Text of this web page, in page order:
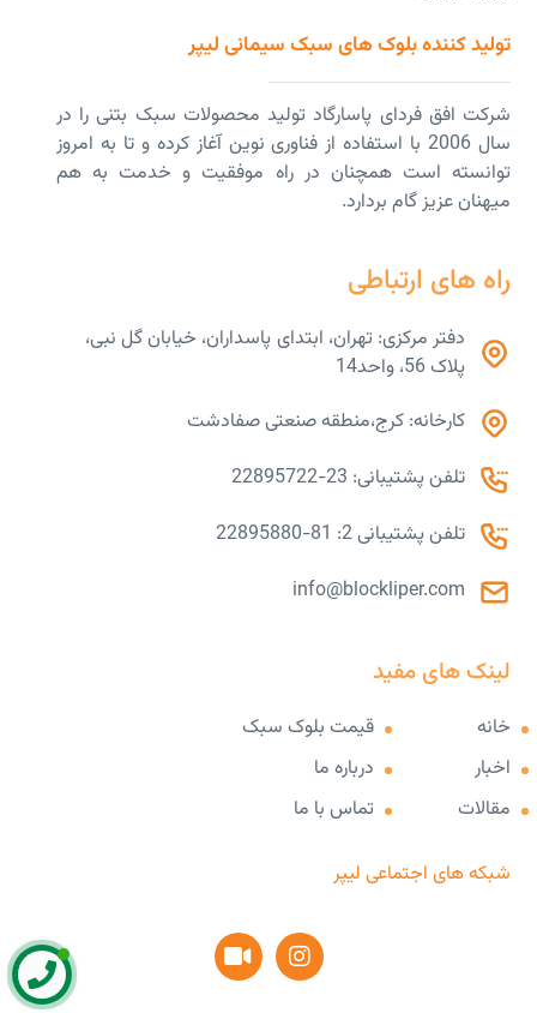
تولید کننده بلوک های سبک سیمانی لیپر
شرکت افق فردای پاسارگاد تولید محصولات سبک بتنی را در
سال 2006 با استفاده از فناوری نوین آغاز کرده و تا به امروز
توانسته است همچنان در راه موفقیت و خدمت به هم
میهنان عزیز گام بردارد.
راه های ارتباطی
دفتر مرکزی: تهران، ابتدای پاسداران، خیابان گل نبی،
پلاک 56، واحد14
کارخانه: کرج،منطقه صنعتی صفادشت
تلفن پشتیبانی: 23-22895722
تلفن پشتیبانی 2: 81-22895880
info@blockliper.com
لینک های مفید
خانه
اخبار
مقالات
قیمت بلوک سبک
درباره ما
تماس با ما
شبکه های اجتماعی لیپر